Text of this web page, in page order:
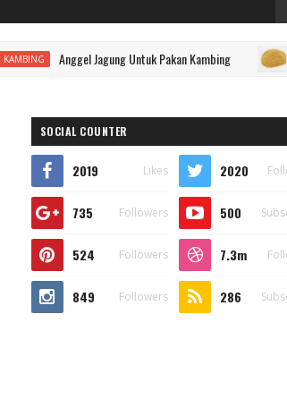
Anggel Jagung Untuk Pakan Kambing
SOCIAL COUNTER
2019 Likes 2020
735 Followers 500
524 Followers 7.3m
849 Followers 286